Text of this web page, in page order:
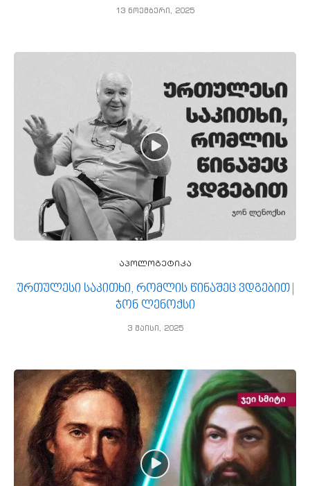
13 ნოემბერი, 2025
აპოლოგეტიკა
ურთულესი საკითხი, რომლის წინაშეც ვდგებით |
ჯონ ლენოქსი
3 მაისი, 2025